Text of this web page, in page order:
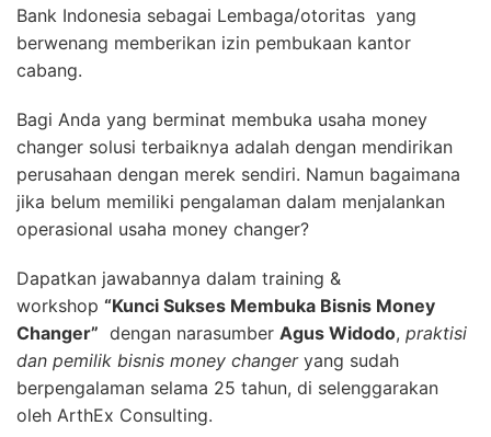
Bank Indonesia sebagai Lembaga/otoritas yang
berwenang memberikan izin pembukaan kantor
cabang.
Bagi Anda yang berminat membuka usaha money
changer solusi terbaiknya adalah dengan mendirikan
perusahaan dengan merek sendiri. Namun bagaimana
jika belum memiliki pengalaman dalam menjalankan
operasional usaha money changer?
Dapatkan jawabannya dalam training &
workshop “Kunci Sukses Membuka Bisnis Money
Changer” dengan narasumber Agus Widodo, praktisi
dan pemilik bisnis money changeryang sudah
berpengalaman selama 25 tahun, di selenggarakan
oleh ArthEx Consulting.